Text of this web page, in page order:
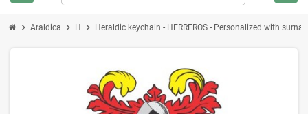
chevron_right Araldica chevron_right H chevron_right Heraldic keychain - HERREROS - Personalized with